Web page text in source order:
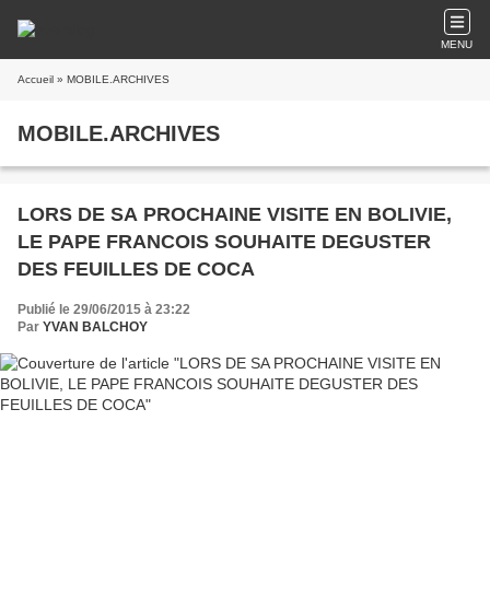
MENU
Accueil » MOBILE.ARCHIVES
MOBILE.ARCHIVES
LORS DE SA PROCHAINE VISITE EN BOLIVIE,
LE PAPE FRANCOIS SOUHAITE DEGUSTER
DES FEUILLES DE COCA
Publié le 29/06/2015 à 23:22
Par YVAN BALCHOY